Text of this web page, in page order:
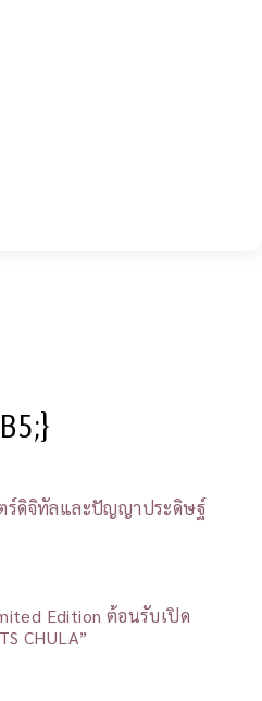
ร์ดิจิทัลและปัญญาประดิษฐ์
Edition ต้อนรับเปิด
CHULA”